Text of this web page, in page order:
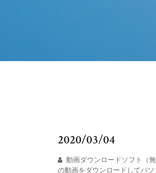
2020/03/04
動画ダウンロードソフト（
の動画をダウンロードしてパ